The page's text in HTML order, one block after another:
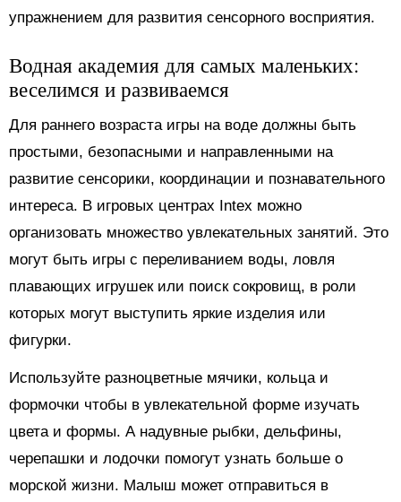
упражнением для развития сенсорного восприятия.
Водная академия для самых маленьких:
веселимся и развиваемся
Для раннего возраста игры на воде должны быть
простыми, безопасными и направленными на
развитие сенсорики, координации и познавательного
интереса. В игровых центрах Intex можно
организовать множество увлекательных занятий. Это
могут быть игры с переливанием воды, ловля
плавающих игрушек или поиск сокровищ, в роли
которых могут выступить яркие изделия или
фигурки.
Используйте разноцветные мячики, кольца и
формочки чтобы в увлекательной форме изучать
цвета и формы. А надувные рыбки, дельфины,
черепашки и лодочки помогут узнать больше о
морской жизни. Малыш может отправиться в